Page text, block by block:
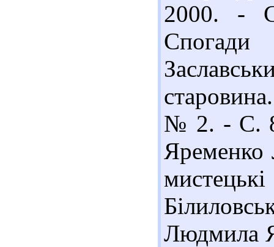
2000. -
Спогади
№ 2. - С.
Яременко
Людмила